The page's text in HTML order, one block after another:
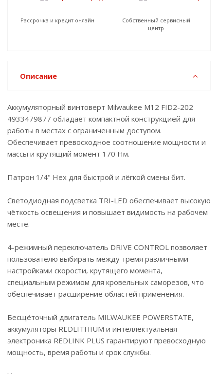
Рассрочка и кредит онлайн
Собственный сервисный
центр
Описание
Аккумуляторный винтоверт Milwaukee M12 FID2-202
4933479877 обладает компактной конструкцией для
работы в местах с ограниченным доступом.
Обеспечивает превосходное соотношение мощности и
массы и крутящий момент 170 Нм.
Патрон 1/4" Hex для быстрой и лёгкой смены бит.
Светодиодная подсветка TRI-LED обеспечивает высокую
чёткость освещения и повышает видимость на рабочем
месте.
4-режимный переключатель DRIVE CONTROL позволяет
пользователю выбирать между тремя различными
настройками скорости, крутящего момента,
специальным режимом для кровельных саморезов, что
обеспечивает расширение областей применения.
Бесщёточный двигатель MILWAUKEE POWERSTATE,
аккумуляторы REDLITHIUM и интеллектуальная
электроника REDLINK PLUS гарантируют превосходную
мощность, время работы и срок службы.